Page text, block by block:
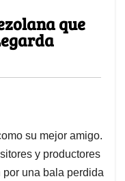
que
su mejor amigo.
y productores
una bala perdida